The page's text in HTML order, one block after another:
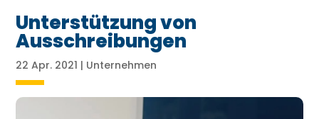
Unterstützung von
Ausschreibungen
22 Apr. 2021 | Unternehmen